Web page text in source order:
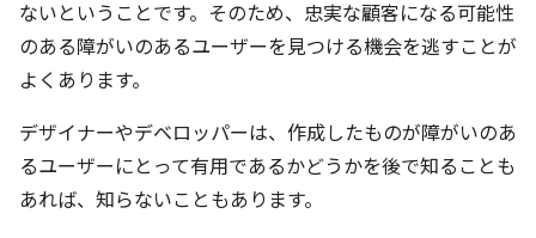
ないということです。そのため、忠実な顧客になる可能性
のある障がいのあるユーザーを見つける機会を逃すことが
よくあります。
デザイナーやデベロッパーは、作成したものが障がいのあ
るユーザーにとって有用であるかどうかを後で知ることも
あれば、知らないこともあります。